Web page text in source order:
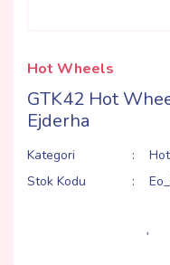
Hot Wheels
GTK42 Hot
Ejderha
Kategori
Stok Kodu